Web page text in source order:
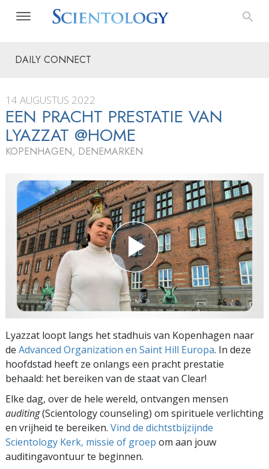
DAILY CONNECT
14 AUGUSTUS 2022
EEN PRACHT PRESTATIE VAN
LYAZZAT @HOME
KOPENHAGEN, DENEMARKEN
Lyazzat loopt langs het stadhuis van Kopenhagen naar
de Advanced Organization en Saint Hill Europa. In deze
hoofdstad heeft ze onlangs een pracht prestatie
behaald: het bereiken van de staat van Clear!
Elke dag, over de hele wereld, ontvangen mensen
auditing(Scientology counseling) om spirituele verlichting
en vrijheid te bereiken. Vind de dichtstbijzijnde
Scientology Kerk, missie of groep om aan jouw
auditingavontuur te beginnen.